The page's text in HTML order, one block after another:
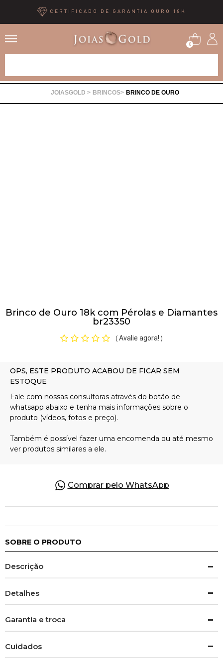
CERTIFICADO DE GARANTIA OURO 18K
0
BRINCOS BRINCO DE OURO
Brinco de Ouro 18k com Pérolas e Diamantes
br23350
( Avalie agora! )
Comprar pelo WhatsApp
SOBRE O PRODUTO
Descrição
Detalhes
Garantia e troca
Cuidados
Pedras Preciosas
OFERTAS